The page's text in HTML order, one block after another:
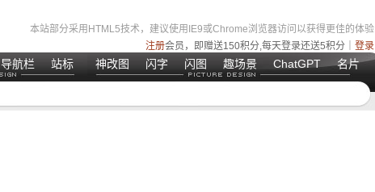
本站部分采用HTML5技术，建议使用IE9或Chrome浏览器访问以获得更佳的体验
注册会员，即赠送150积分,每天登录还送5积分｜ 登录
导航栏 站标 神改图 闪字 闪图 趣场景 ChatGPT 名片